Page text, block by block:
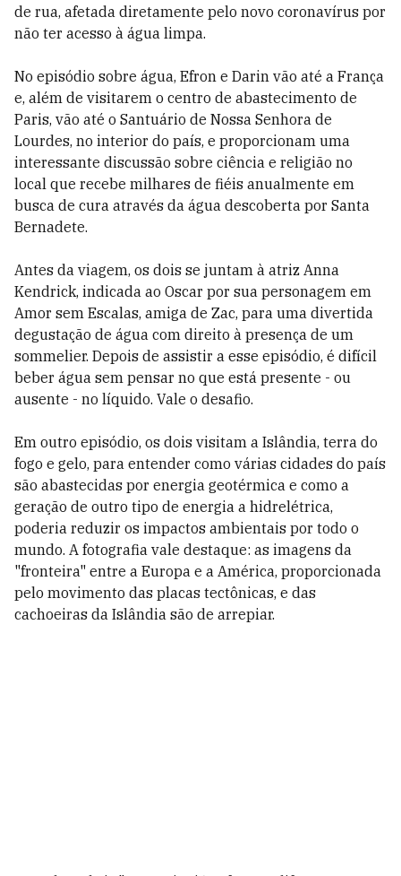
de rua, afetada diretamente pelo novo coronavírus por
não ter acesso à água limpa.
No episódio sobre água, Efron e Darin vão até a França
e, além de visitarem o centro de abastecimento de
Paris, vão até o Santuário de Nossa Senhora de
Lourdes, no interior do país, e proporcionam uma
interessante discussão sobre ciência e religião no
local que recebe milhares de fiéis anualmente em
busca de cura através da água descoberta por Santa
Bernadete.
Antes da viagem, os dois se juntam à atriz Anna
Kendrick, indicada ao Oscar por sua personagem em
Amor sem Escalas, amiga de Zac, para uma divertida
degustação de água com direito à presença de um
sommelier. Depois de assistir a esse episódio, é difícil
beber água sem pensar no que está presente - ou
ausente - no líquido. Vale o desafio.
Em outro episódio, os dois visitam a Islândia, terra do
fogo e gelo, para entender como várias cidades do país
são abastecidas por energia geotérmica e como a
geração de outro tipo de energia a hidrelétrica,
poderia reduzir os impactos ambientais por todo o
mundo. A fotografia vale destaque: as imagens da
"fronteira" entre a Europa e a América, proporcionada
pelo movimento das placas tectônicas, e das
cachoeiras da Islândia são de arrepiar.